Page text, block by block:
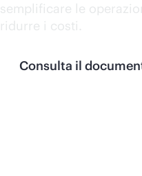
semplificare le
ridurre i costi.
Consulta il